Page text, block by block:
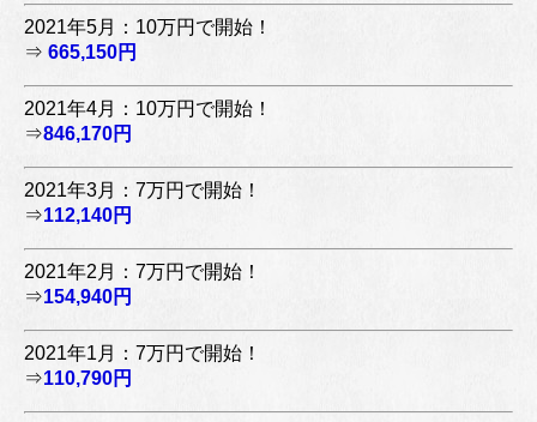
2021年5月：10万円で開始！
⇒ 665,150円
2021年4月：10万円で開始！
⇒846,170円
2021年3月：7万円で開始！
⇒112,140円
2021年2月：7万円で開始！
⇒154,940円
2021年1月：7万円で開始！
⇒110,790円